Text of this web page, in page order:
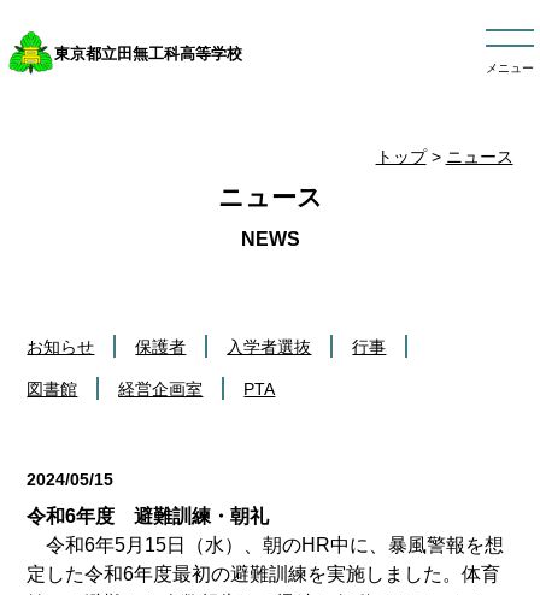
東京都立田無工科高等学校
メニュー
トップ> ニュース
ニュース
お知らせ 保護者 入学者選抜 行事
図書館 経営企画室 PTA
2024/05/15
令和6年度 避難訓練・朝礼
令和6年5月15日（水）、朝のHR中に、暴風警報を想
定した令和6年度最初の避難訓練を実施しました。体育